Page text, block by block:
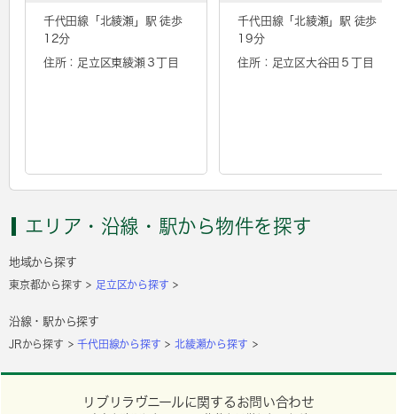
千代田線「 北綾瀬 」駅 徒歩
12分
住所：足立区東綾瀬３丁目
千代田線「 北綾瀬 」駅 徒歩
19分
住所：足立区大谷田５丁目
エリア・沿線・駅から物件を探す
地域から探す
東京都から探す 足立区から探す
沿線・駅から探す
JRから探す 千代田線から探す 北綾瀬から探す
リブリラヴニールに関するお問い合わせ